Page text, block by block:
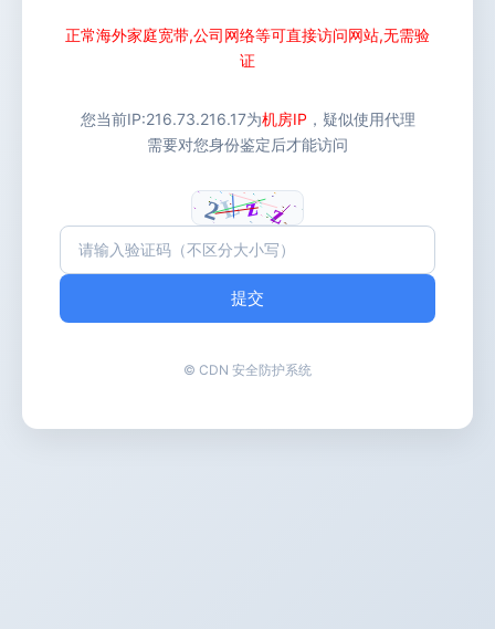
正常海外家庭宽带,公司网络等可直接访问网站,无需验
证
您当前IP:216.73.216.17为机房IP ，疑似使用代理
需要对您身份鉴定后才能访问
提交
© CDN 安全防护系统